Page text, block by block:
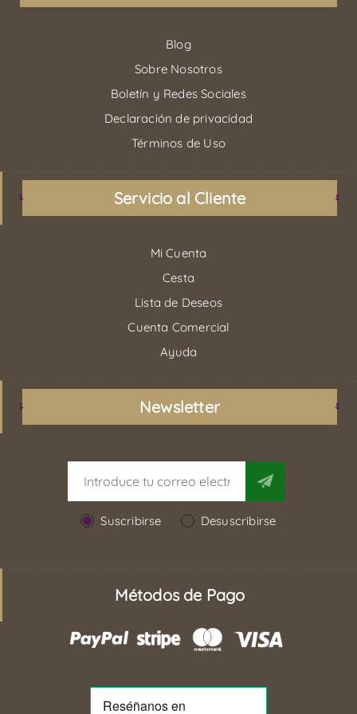
Blog
Sobre Nosotros
Boletín y Redes Sociales
Declaración de privacidad
Términos de Uso
Servicio al Cliente
Mi Cuenta
Cesta
Lista de Deseos
Cuenta Comercial
Ayuda
Newsletter
Suscribirse Desuscribirse
Métodos de Pago